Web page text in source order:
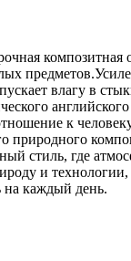
композитная
влагу в
к
природного
где
и
каждый день.